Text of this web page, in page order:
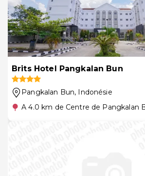
Brits Hotel Pangkalan Bun
Pangkalan Bun, Indonésie
A 4.0 km de Centre de Pangkalan